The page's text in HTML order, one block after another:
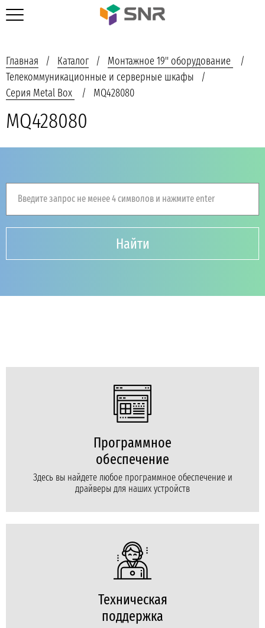
Главная Каталог
Монтажное 19'' оборудование
Телекоммуникационные и серверные шкафы
Серия Metal Box
MQ428080
MQ428080
Введите запрос не менее 4 символов и нажмите enter
Найти
Программное
обеспечение
Здесь вы найдете любое программное обеспечение и
драйверы для наших устройств
Техническая
поддержка